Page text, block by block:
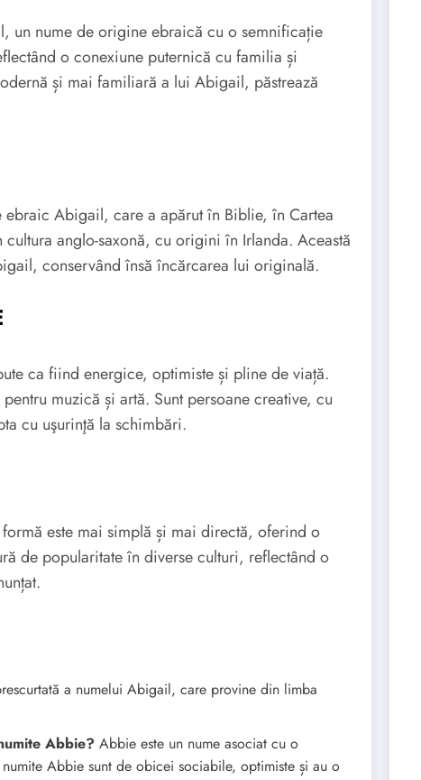
un nume de origine ebraică cu o semnificație
o conexiune puternică cu familia și
și mai familiară a lui Abigail, păstrează
Abigail, care a apărut în Biblie, în Cartea
anglo-saxonă, cu origini în Irlanda. Această
conservând însă încărcarea lui originală.
ca fiind energice, optimiste și pline de viață.
muzică și artă. Sunt persoane creative, cu
cu uşurinţă la schimbări.
este mai simplă și mai directă, oferind o
de popularitate în diverse culturi, reflectând o
a numelui Abigail, care provine din limba
Abbie? Abbie este un nume asociat cu o
Abbie sunt de obicei sociabile, optimiste și au o